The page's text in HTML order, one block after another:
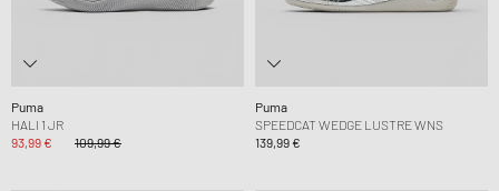
Puma
HALI 1 JR
93,99 €
109,99 €
Puma
SPEEDCAT WEDGE LUSTRE WNS
139,99 €